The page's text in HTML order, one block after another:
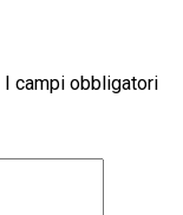
I campi obbligatori